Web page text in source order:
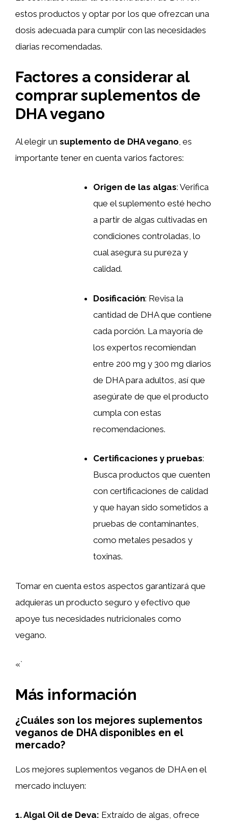
estos productos y optar por los que ofrezcan una
dosis adecuada para cumplir con las necesidades
diarias recomendadas.
Factores a considerar al
comprar suplementos de
DHA vegano
Al elegir un suplemento de DHA vegano , es
importante tener en cuenta varios factores:
Origen de las algas: Verifica
que el suplemento esté hecho
a partir de algas cultivadas en
condiciones controladas, lo
cual asegura su pureza y
calidad.
Dosificación: Revisa la
cantidad de DHA que contiene
cada porción. La mayoría de
los expertos recomiendan
entre 200 mg y 300 mg diarios
de DHA para adultos, así que
asegúrate de que el producto
cumpla con estas
recomendaciones.
Certificaciones y pruebas:
Busca productos que cuenten
con certificaciones de calidad
y que hayan sido sometidos a
pruebas de contaminantes,
como metales pesados y
toxinas.
Tomar en cuenta estos aspectos garantizará que
adquieras un producto seguro y efectivo que
apoye tus necesidades nutricionales como
vegano.
«`
Más información
¿Cuáles son los mejores suplementos
veganos de DHA disponibles en el
mercado?
Los mejores suplementos veganos de DHA en el
mercado incluyen:
1.Algal Oil de Deva: Extraído de algas, ofrece